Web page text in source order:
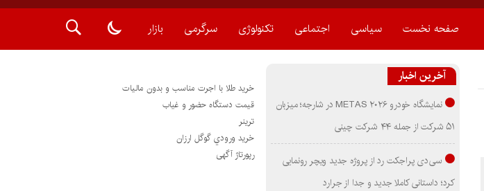
صفحه نخست سیاسی اجتماعی تکنولوژی سرگرمی بازار
آخرین اخبار
نمایشگاه خودرو METAS ۲۰۲۶ در شارجه؛ میزبان
۵۱ شرکت از جمله ۴۴ شرکت چینی
سی‌دی پراجکت رد از پروژه جدید ویچر رونمایی
کرد؛ داستانی کاملا جدید و جدا از جرارد
خرید طلا با اجرت مناسب و بدون مالیات
قیمت دستگاه حضور و غیاب
ترينر
خريد ورودي گوگل ارزان
رپورتاژ آگهی